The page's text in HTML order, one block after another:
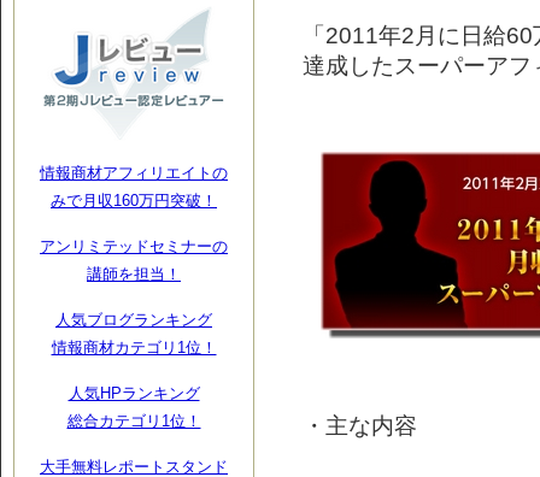
「2011年2月に日給
達成したスーパーア
・主な内容
情報商材アフィリエイトの
みで月収160万円突破！
アンリミテッドセミナーの
講師を担当！
人気ブログランキング
情報商材カテゴリ1位！
人気HPランキング
総合カテゴリ1位！
大手無料レポートスタンド